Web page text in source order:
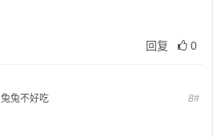
回复 0
兔兔不好吃 8#